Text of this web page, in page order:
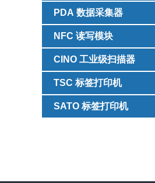
PDA 数据采集器
NFC 读写模块
CINO 工业级扫描器
TSC 标签打印机
SATO 标签打印机